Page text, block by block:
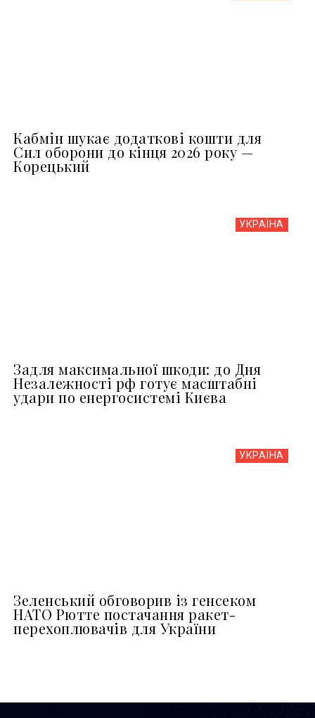
Кабмін шукає додаткові кошти для
Сил оборони до кінця 2026 року —
Корецький
УКРАЇНА
Задля максимальної шкоди: до Дня
Незалежності рф готує масштабні
удари по енергосистемі Києва
УКРАЇНА
Зеленський обговорив із генсеком
НАТО Рютте постачання ракет-
перехоплювачів для України